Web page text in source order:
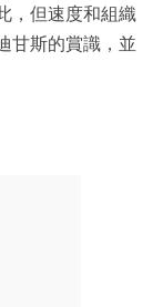
，但速度和組織
甘斯的賞識，並